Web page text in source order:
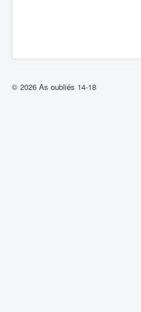
© 2026 As oubliés 14-18